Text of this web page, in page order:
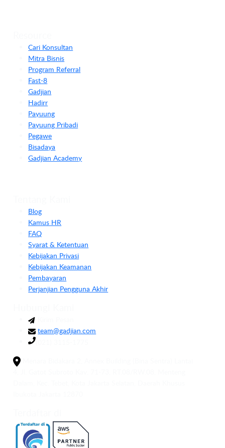
Cari Konsultan
Mitra Bisnis
Program Referral
Fast-8
Gadjian
Hadirr
Payuung
Payuung Pribadi
Pegawe
Bisadaya
Gadjian Academy
Blog
Kamus HR
FAQ
Syarat & Ketentuan
Kebijakan Privasi
Kebijakan Keamanan
Pembayaran
Perjanjian Pengguna Akhir
team@gadjian.com